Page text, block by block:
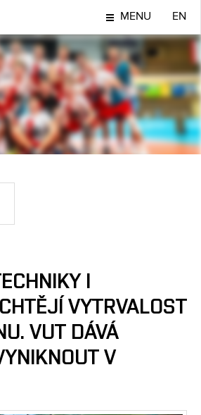
MENU EN
SPORT
I
VYTRVALOST
VUT DÁVÁ
V